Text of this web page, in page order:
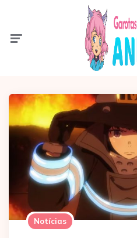
Notícias